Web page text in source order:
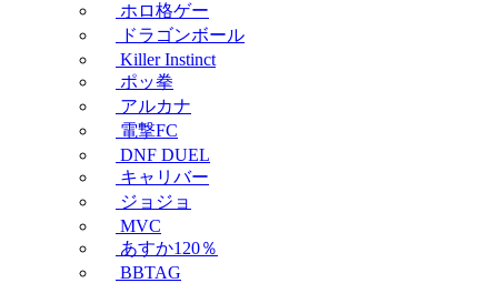
ホロ格ゲー
ドラゴンボール
Killer Instinct
ポッ拳
アルカナ
電撃FC
DNF DUEL
キャリバー
ジョジョ
MVC
あすか120％
BBTAG